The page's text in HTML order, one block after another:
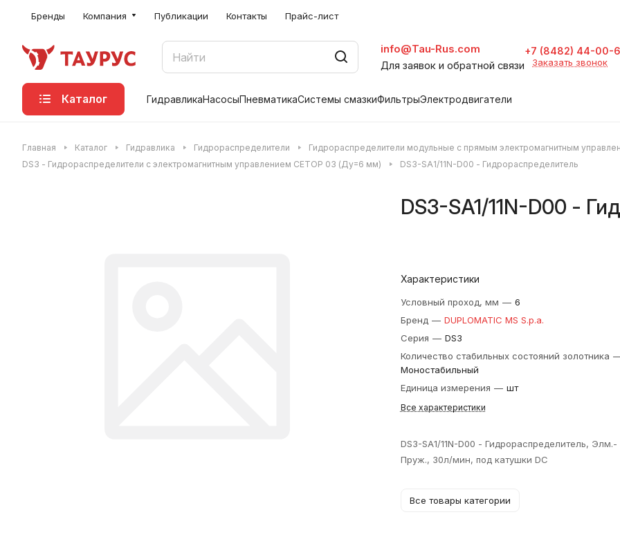
Бренды Компания Публикации Контакты Прайс-лист
info@Tau-Rus.com
Для заявок и обратной связи
+7 (8482) 44-00-
Заказать звонок
Каталог ГидравликаНасосыПневматикаСистемы смазкиФильтрыЭлектродвигатели
Главная Каталог Гидравлика Гидрораспределители
Гидрораспределители модульные с прямым электромагнитным
DS3 - Гидрораспределители с электромагнитным управлением CETOP 03 (Ду=6 мм)
DS3-SA1/11N-D00 - Гидрораспределитель
DS3-SA1/11N-D00 -
Характеристики
Условный проход, мм — 6
Бренд — DUPLOMATIC MS S.p.a.
Серия — DS3
Количество стабильных состояний золотника
Моностабильный
Единица измерения — шт
Все характеристики
DS3-SA1/11N-D00 - Гидрораспределитель, Элм.-
Пруж., 30л/мин, под катушки DC
Все товары категории